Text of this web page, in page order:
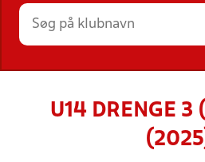
HOLD
U14 DRENGE 3